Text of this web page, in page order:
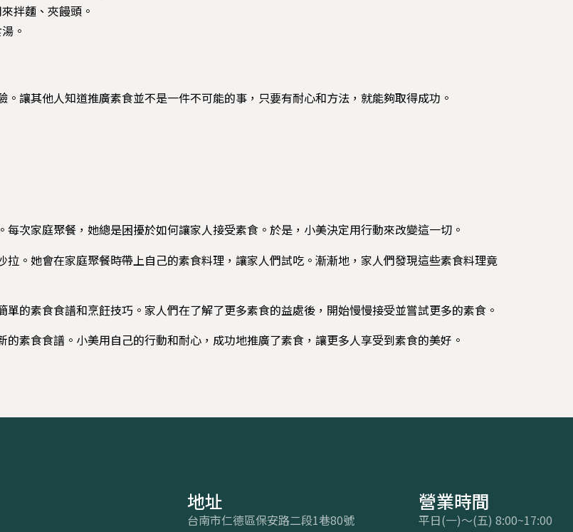
拌麵、夾饅頭。
。
讓其他人知道推廣素食並不是一件不可能的事，只要有耐心和方法，就能夠取得成功。
次家庭聚餐，她總是困擾於如何讓家人接受素食。於是，小美決定用行動來改變這一切。
。她會在家庭聚餐時帶上自己的素食料理，讓家人們試吃。漸漸地，家人們發現這些素食料理竟
的素食食譜和烹飪技巧。家人們在了解了更多素食的益處後，開始慢慢接受並嘗試更多的素食。
素食食譜。小美用自己的行動和耐心，成功地推廣了素食，讓更多人享受到素食的美好。
地址
台南市仁德區保安路二段1巷80號
營業時間
平日(一)～(五) 8:00~17:00